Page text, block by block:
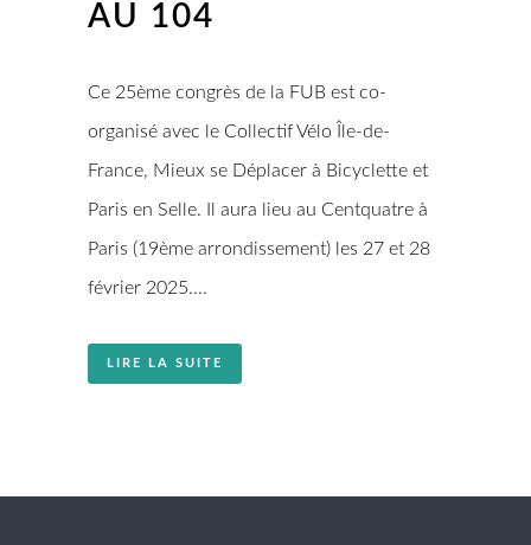
AU 104
Ce 25ème congrès de la FUB est co-
organisé avec le Collectif Vélo Île-de-
France, Mieux se Déplacer à Bicyclette et
Paris en Selle. Il aura lieu au Centquatre à
Paris (19ème arrondissement) les 27 et 28
février 2025....
LIRE LA SUITE